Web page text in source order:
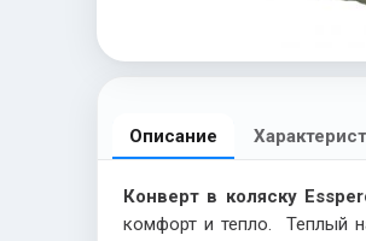
Описание
Конверт в коляску
комфорт и тепло. Теплый